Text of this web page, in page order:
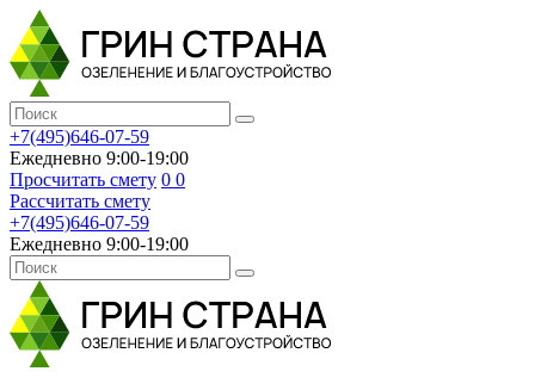
+7(495)646-07-59
Ежедневно 9:00-19:00
Просчитать смету 0 0
Рассчитать смету
+7(495)646-07-59
Ежедневно 9:00-19:00